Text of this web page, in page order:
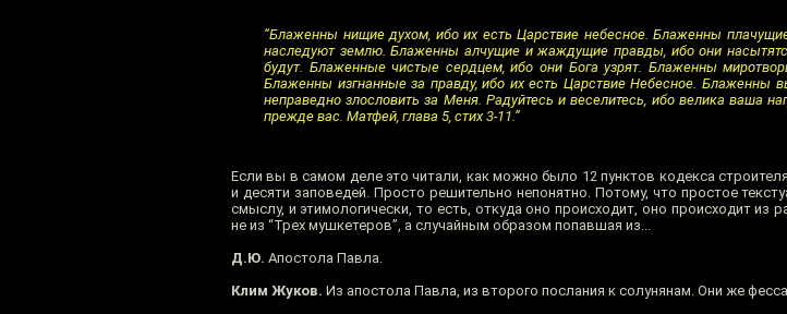
“Блаженны нищие духом, ибо их есть Царствие небесное. Блаженны
наследуют землю. Блаженны алчущие и жаждущие правды, ибо они
будут. Блаженные чистые сердцем, ибо они Бога узрят. Блаженны
Блаженны изгнанные за правду, ибо их есть Царствие Небесное. Блаженны
неправедно злословить за Меня. Радуйтесь и веселитесь, ибо велика ваша
прежде вас. Матфей, глава 5, стих 3-11.”
Если вы в самом деле это читали, как можно было 12 пунктов кодекса
и десяти заповедей. Просто решительно непонятно. Потому, что простое
смыслу, и этимологически, то есть, откуда оно происходит, оно происходит из
не из “Трех мушкетеров”, а случайным образом попавшая из...
Д.Ю. Апостола Павла.
Клим Жуков. Из апостола Павла, из второго послания к солунянам. Они же